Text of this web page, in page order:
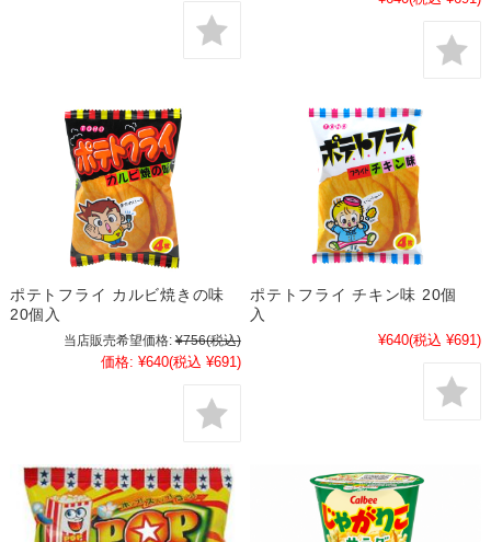
ポテトフライ カルビ焼きの味
20個入
当店販売希望価格: ¥756(税込)
価格: ¥640(税込 ¥691)
ポテトフライ チキン味 20個
入
¥640(税込 ¥691)